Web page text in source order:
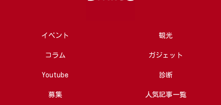
イベント 観光
コラム ガジェット
Youtube 診断
募集 人気記事一覧